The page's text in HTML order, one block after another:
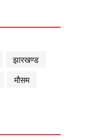
झारखण्ड
मौसम